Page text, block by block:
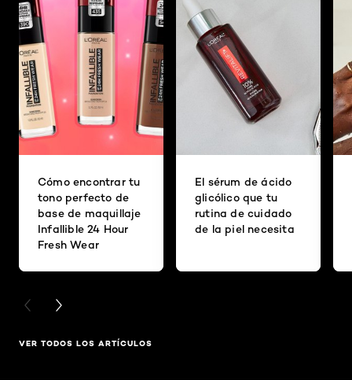
Cómo encontrar tu
tono perfecto de
base de maquillaje
Infallible 24 Hour
Fresh Wear
El sérum de ácido
glicólico que tu
rutina de cuidado
de la piel necesita
PREVIOUS CARD
NEXT CARD
VER TODOS LOS ARTÍCULOS